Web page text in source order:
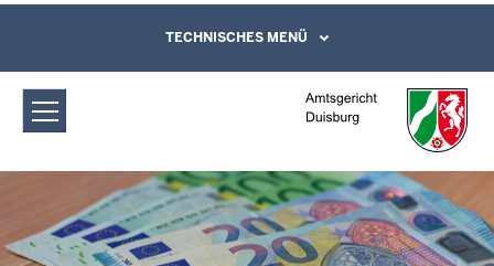
Amtsgericht Duisburg: Elektronische
Kostenmarke
Direkt zum Inhalt
Leichte Sprache, Gebärdensprachenvideo
und Kontaktformular
TECHNISCHES MENÜ